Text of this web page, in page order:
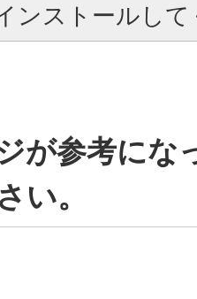
ンストールし
が参考にな
い。